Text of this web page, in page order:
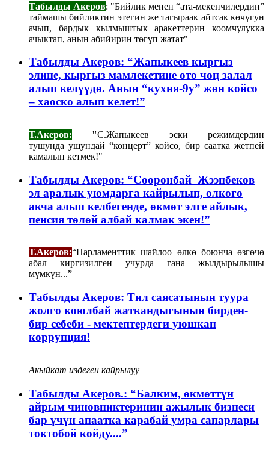
Табылды Акеров: "Бийлик менен “ата-мекенчилердин”
таймашы бийликтин этегин же тагыраак айтсак көчүгун
ачып, бардык кылмыштык аракеттерин коомчулукка
ачыктап, анын абийирин төгүп жатат"
Табылды Акеров: “Жапыкеев кыргыз
элине, кыргыз мамлекетине өтө чоң залал
алып келүүдө. Анын “кухня-9у” жөн койсо
– хаоско алып келет!”
Т.Акеров: "С.Жапыкеев эски режимдердин
тушунда ушундай “концерт” койсо, бир саатка жетпей
камалып кетмек!"
Табылды Акеров: “Сооронбай Жээнбеков
эл аралык уюмдарга кайрылып, өлкөгө
акча алып келбегенде, өкмөт элге айлык,
пенсия төлөй албай калмак экен!”
Т.Акеров:“Парламенттик шайлоо өлкө боюнча өзгөчө
абал киргизилген учурда гана жылдырылышы
мүмкүн...”
Табылды Акеров: Тил саясатынын туура
жолго коюлбай жаткандыгынын бирден-
бир себеби - мектептердеги уюшкан
коррупция!
Акыйкат издеген кайрылуу
Табылды Акеров.: “Балким, өкмөттүн
айрым чиновниктеринин ажылык бизнеси
бар үчүн апаатка карабай умра сапарлары
токтобой койду....”